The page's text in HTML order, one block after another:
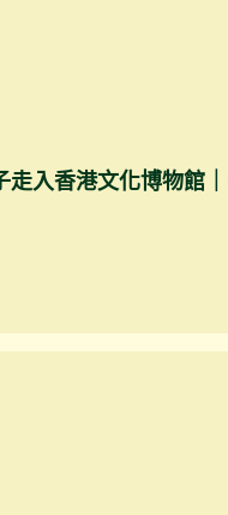
入香港文化博物館｜